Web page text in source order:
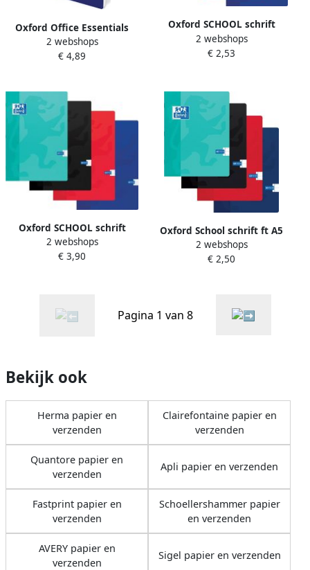
Oxford Office Essentials
spiraalschrift 180
bladzijden ft A5 gelijnd
2 webshops
€ 4,89
Oxford SCHOOL schrift
geassorteerde kleuren ft A4
72 bladzijden geruit 5 mm
2 webshops
€ 2,53
Oxford SCHOOL schrift
geassorteerde kleuren ft A4
120 bladzijden geruit 5 mm
2 webshops
€ 3,90
Oxford School schrift ft A5
120 bladzijden met kantlijn
gelijnd geassorteerde
2 webshops
€ 2,50
Pagina 1 van 8
Bekijk ook
Herma papier en
verzenden
Clairefontaine papier en
verzenden
Quantore papier en
verzenden
Apli papier en verzenden
Fastprint papier en
verzenden
Schoellershammer papier
en verzenden
AVERY papier en
verzenden
Sigel papier en verzenden